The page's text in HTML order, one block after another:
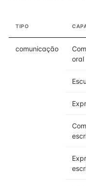
TIPO
comunicação
oral